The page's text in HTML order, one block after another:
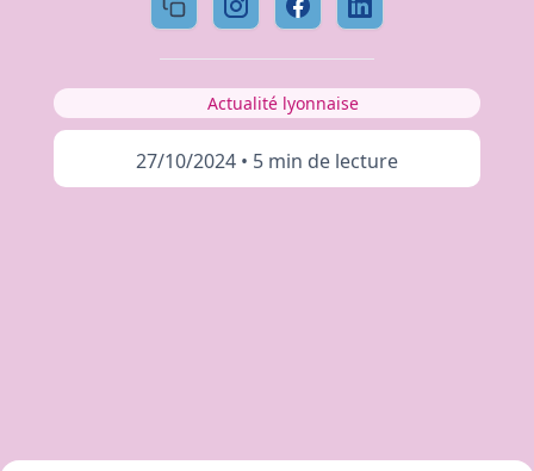
Actualité lyonnaise
27/10/2024 • 5 min de lecture